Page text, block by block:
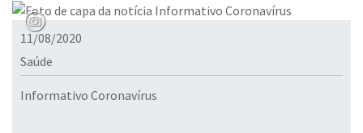
11/08/2020
Saúde
Informativo Coronavírus